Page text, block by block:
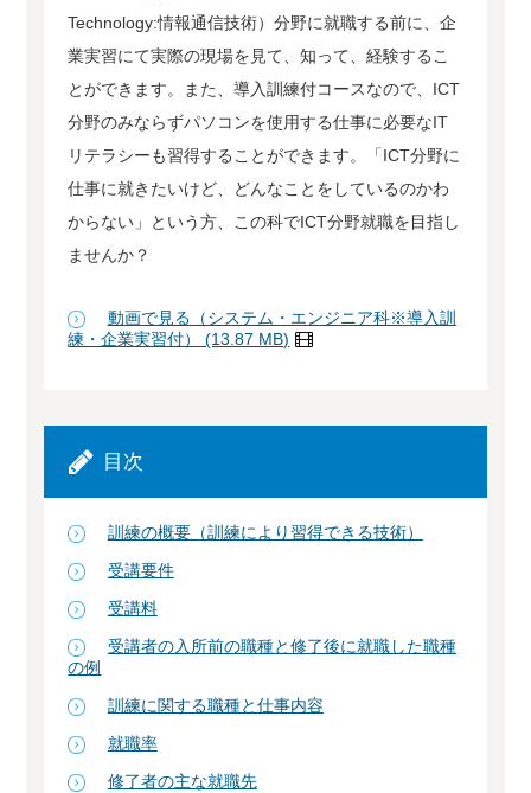
Technology:情報通信技術）分野に就職する前に、企
業実習にて実際の現場を見て、知って、経験するこ
とができます。また、導入訓練付コースなので、ICT
分野のみならずパソコンを使用する仕事に必要なIT
リテラシーも習得することができます。「ICT分野に
仕事に就きたいけど、どんなことをしているのかわ
からない」という方、この科でICT分野就職を目指し
ませんか？
動画で見る（システム・エンジニア科※導入訓
練・企業実習付） (13.87 MB)
目次
訓練の概要（訓練により習得できる技術）
受講要件
受講料
受講者の入所前の職種と修了後に就職した職種
の例
訓練に関する職種と仕事内容
就職率
修了者の主な就職先